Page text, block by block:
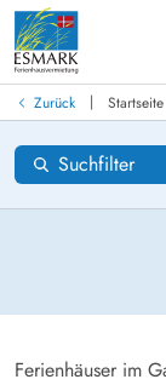
Zurück | Startseite
Ferienhäuser im
Suchfilter
Ferienhaus
Anreise
Gebiete